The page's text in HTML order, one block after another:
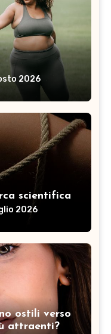
2026
scientifica
2026
ostili verso
attraenti?